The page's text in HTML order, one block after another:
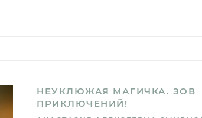
НЕУКЛЮЖАЯ МАГИЧКА. ЗОВ
ПРИКЛЮЧЕНИЙ!